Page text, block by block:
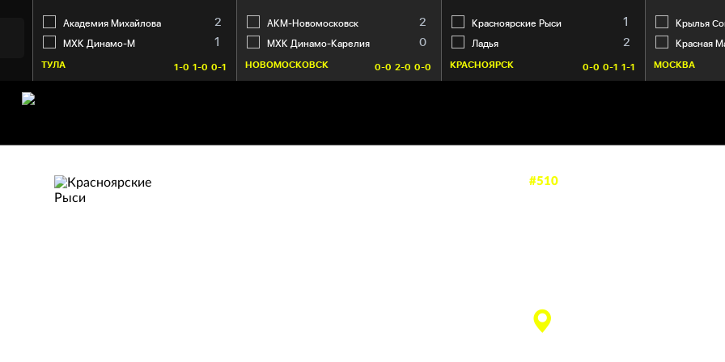
Академия Михайлова 2
МХК Динамо-М 1
ТУЛА 1-0 1-0 0-1
АКМ-Новомосковск 2
МХК Динамо-Карелия 0
НОВОМОСКОВСК 0-0 2-0 0-0
Красноярские Рыси 1
Ладья 2
КРАСНОЯРСК 0-0 0-1 1-1
Крылья
Красная
МОСКВА
#510